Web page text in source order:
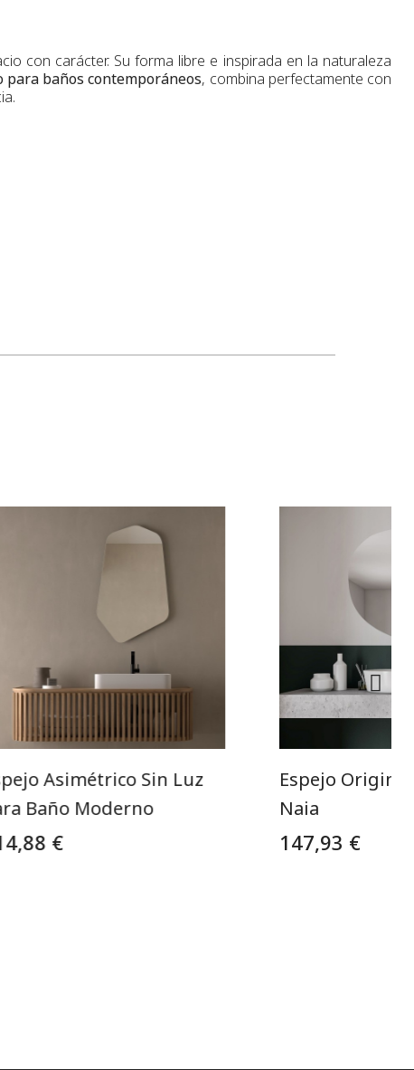
con carácter. Su forma libre e inspirada en la naturaleza
para baños contemporáneos, combina perfectamente con
Asimétrico Sin Luz
Baño Moderno
€
Espejo
Naia
147,93 €